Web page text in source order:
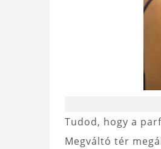
Tudod, hogy a
Megváltó tér